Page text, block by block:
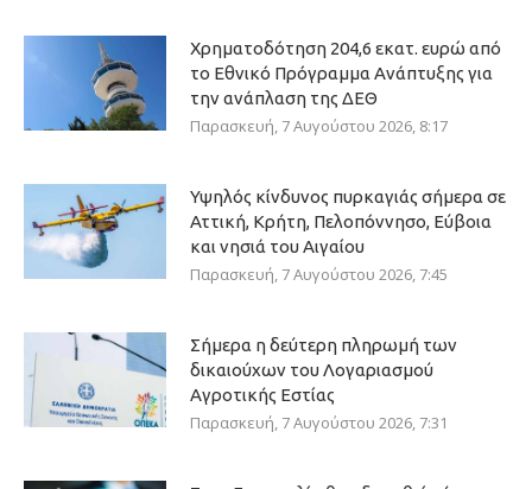
Χρηματοδότηση 204,6 εκατ. ευρώ από
το Εθνικό Πρόγραμμα Ανάπτυξης για
την ανάπλαση της ΔΕΘ
Παρασκευή, 7 Αυγούστου 2026, 8:17
Υψηλός κίνδυνος πυρκαγιάς σήμερα σε
Αττική, Κρήτη, Πελοπόννησο, Εύβοια
και νησιά του Αιγαίου
Παρασκευή, 7 Αυγούστου 2026, 7:45
Σήμερα η δεύτερη πληρωμή των
δικαιούχων του Λογαριασμού
Αγροτικής Εστίας
Παρασκευή, 7 Αυγούστου 2026, 7:31